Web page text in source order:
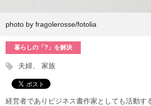
photo by fragolerosse/fotolia
暮らしの「?」を解決
夫婦 家族
経営者でありビジネス書作家としても活動す